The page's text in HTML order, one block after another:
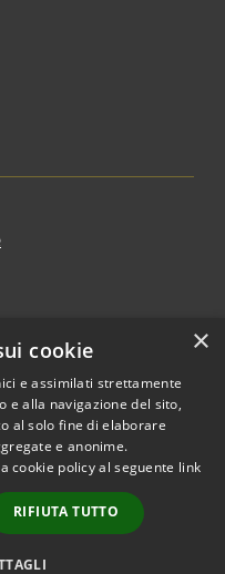
Copyright © 2026 • Comune di
byMunicipium
Accesso
redazione
×
cookie
e assimilati strettamente
e alla navigazione del sito,
al solo fine di elaborare
e anonime.
cookie policy al seguente link
RIFIUTA TUTTO